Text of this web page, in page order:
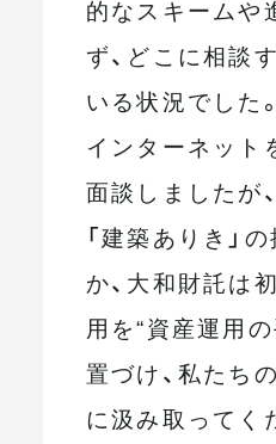
的なスキームや
ず、どこに相談
いる状況でした。
インターネット
面談しましたが
「建築ありき」
か、大和財託は
用を“資産運用
置づけ、私たち
に汲み取ってく